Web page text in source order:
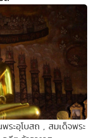
ระอุโบสถ , สมเด็จพระ